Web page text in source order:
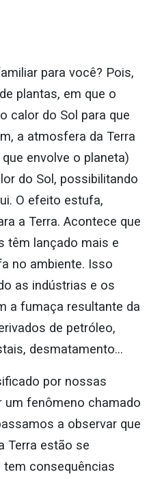
para você? Pois,
plantas, em que o
calor do Sol para que
a atmosfera da Terra
envolve o planeta)
do Sol, possibilitando
O efeito estufa,
a Terra. Acontece que
têm lançado mais e
no ambiente. Isso
as indústrias e os
a fumaça resultante da
de petróleo,
desmatamento…
por nossas
um fenômeno chamado
a observar que
Terra estão se
consequências